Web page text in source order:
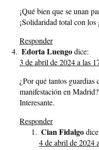
¡Qué bien que se unan
¡Solidaridad total con
Responder
Edorta Luengodice:
3 de abril de 2024 a las
¿Por qué tantos
manifestación en
Interesante.
Responder
Cian Fidalgo
4 de abril de 2024